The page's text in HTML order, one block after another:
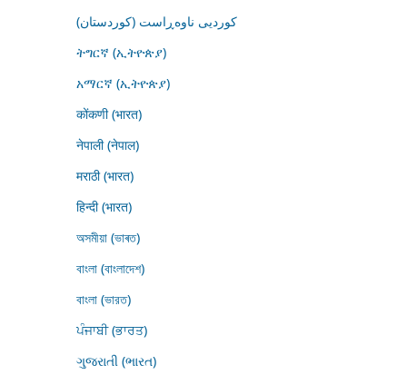
کوردیی ناوەڕاست (کوردستان)
ትግርኛ (ኢትዮጵያ)
አማርኛ (ኢትዮጵያ)
कोंकणी (भारत)
नेपाली (नेपाल)
मराठी (भारत)
हिन्दी (भारत)
অসমীয়া (ভাৰত)
বাংলা (বাংলাদেশ)
বাংলা (ভারত)
ਪੰਜਾਬੀ (ਭਾਰਤ)
ગુજરાતી (ભારત)